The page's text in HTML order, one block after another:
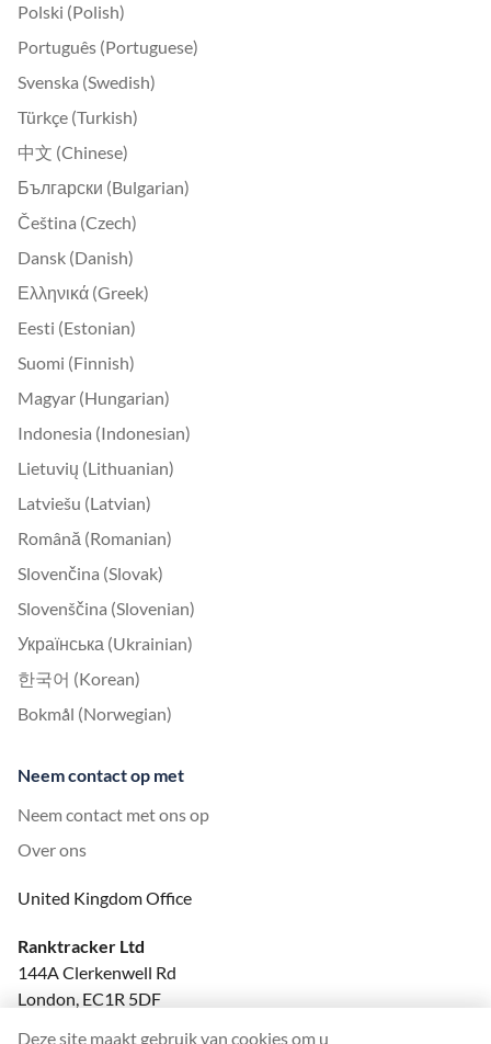
Polski (Polish)
Português (Portuguese)
Svenska (Swedish)
Türkçe (Turkish)
中文 (Chinese)
Български (Bulgarian)
Čeština (Czech)
Dansk (Danish)
Ελληνικά (Greek)
Eesti (Estonian)
Suomi (Finnish)
Magyar (Hungarian)
Indonesia (Indonesian)
Lietuvių (Lithuanian)
Latviešu (Latvian)
Română (Romanian)
Slovenčina (Slovak)
Slovenščina (Slovenian)
Українська (Ukrainian)
한국어 (Korean)
Bokmål (Norwegian)
Neem contact op met
Neem contact met ons op
Over ons
United Kingdom Office
Ranktracker Ltd
144A Clerkenwell Rd
London, EC1R 5DF
Deze site maakt gebruik van cookies om u